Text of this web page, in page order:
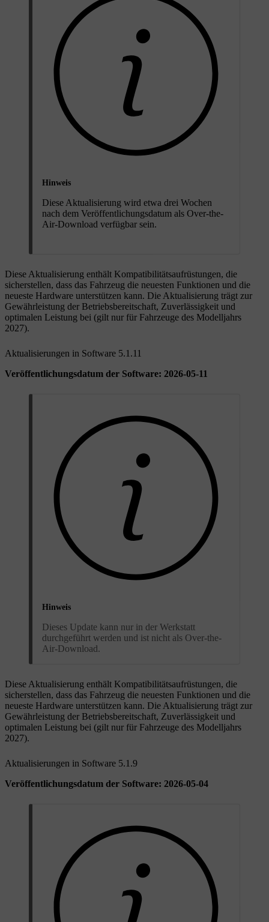
Hinweis
Diese Aktualisierung wird etwa drei Wochen
nach dem Veröffentlichungsdatum als Over-the-
Air-Download verfügbar sein.
Diese Aktualisierung enthält Kompatibilitätsaufrüstungen, die
sicherstellen, dass das Fahrzeug die neuesten Funktionen und die
neueste Hardware unterstützen kann. Die Aktualisierung trägt zur
Gewährleistung der Betriebsbereitschaft, Zuverlässigkeit und
optimalen Leistung bei (gilt nur für Fahrzeuge des Modelljahrs
2027).
Aktualisierungen in Software 5.1.11
Veröffentlichungsdatum der Software: 2026-05-11
Hinweis
Dieses Update kann nur in der Werkstatt
durchgeführt werden und ist nicht als Over-the-
Air-Download.
Diese Aktualisierung enthält Kompatibilitätsaufrüstungen, die
sicherstellen, dass das Fahrzeug die neuesten Funktionen und die
neueste Hardware unterstützen kann. Die Aktualisierung trägt zur
Gewährleistung der Betriebsbereitschaft, Zuverlässigkeit und
optimalen Leistung bei (gilt nur für Fahrzeuge des Modelljahrs
2027).
Aktualisierungen in Software 5.1.9
Veröffentlichungsdatum der Software: 2026-05-04